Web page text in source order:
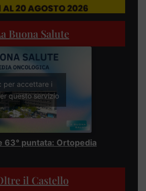
Buona Salute
per accettare i
questo servizio
63° puntata: Ortopedia
il Castello